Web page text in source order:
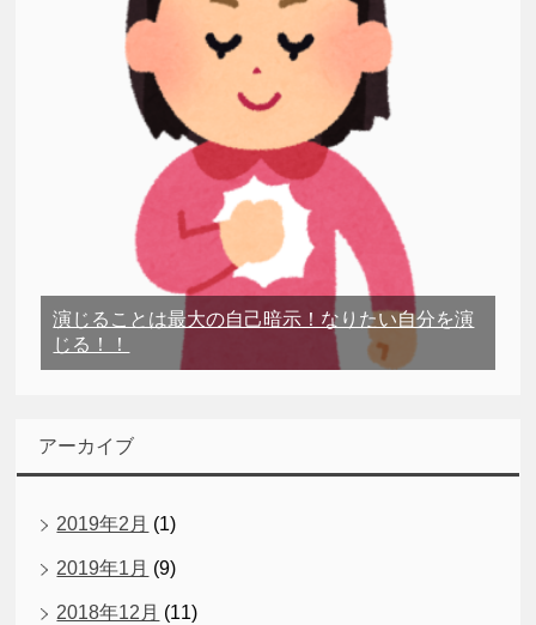
演じることは最大の自己暗示！なりたい自分を演
じる！！
アーカイブ
2019年2月 (1)
2019年1月 (9)
2018年12月 (11)